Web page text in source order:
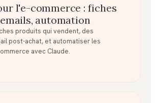
l'e-commerce : fiches
automation
produits qui vendent, des
post-achat, et automatiser les
avec Claude.